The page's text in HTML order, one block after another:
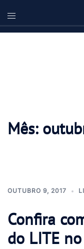
para
o
Mês:
OUTUBRO 9, 2017
Confira
do LITE